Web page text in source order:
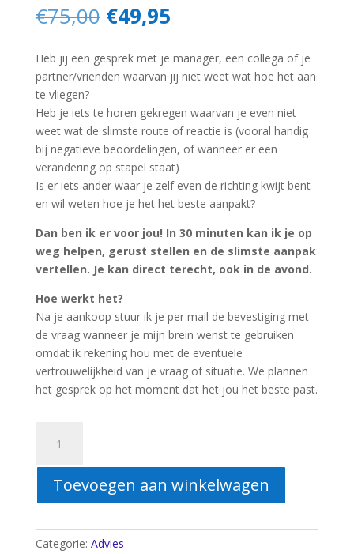
€75,00 Oorspronkelijke
prijs
was:
€75,00.
€49,95Huidige
is:
€49,95.
Heb jij een gesprek met je manager, een collega of je
partner/vrienden waarvan jij niet weet wat hoe het aan
te vliegen?
Heb je iets te horen gekregen waarvan je even niet
weet wat de slimste route of reactie is (vooral handig
bij negatieve beoordelingen, of wanneer er een
verandering op stapel staat)
Is er iets ander waar je zelf even de richting kwijt bent
en wil weten hoe je het het beste aanpakt?
Dan ben ik er voor jou! In 30 minuten kan ik je op
weg helpen, gerust stellen en de slimste aanpak
vertellen. Je kan direct terecht, ook in de avond.
Hoe werkt het?
Na je aankoop stuur ik je per mail de bevestiging met
de vraag wanneer je mijn brein wenst te gebruiken
omdat ik rekening hou met de eventuele
vertrouwelijkheid van je vraag of situatie. We plannen
het gesprek op het moment dat het jou het beste past.
Gesprek:
30
aantal
Toevoegen aan winkelwagen
Categorie: Advies